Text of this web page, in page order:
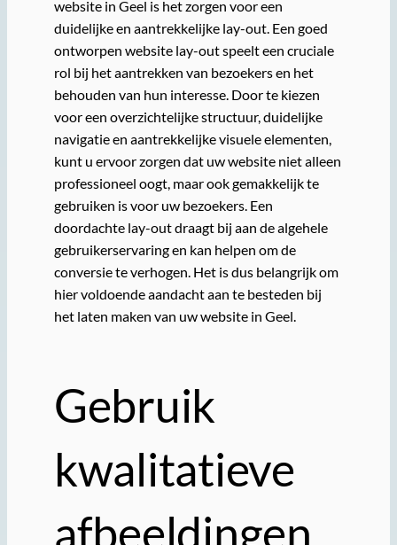
website in Geel is het zorgen voor een
duidelijke en aantrekkelijke lay-out. Een goed
ontworpen website lay-out speelt een cruciale
rol bij het aantrekken van bezoekers en het
behouden van hun interesse. Door te kiezen
voor een overzichtelijke structuur, duidelijke
navigatie en aantrekkelijke visuele elementen,
kunt u ervoor zorgen dat uw website niet alleen
professioneel oogt, maar ook gemakkelijk te
gebruiken is voor uw bezoekers. Een
doordachte lay-out draagt bij aan de algehele
gebruikerservaring en kan helpen om de
conversie te verhogen. Het is dus belangrijk om
hier voldoende aandacht aan te besteden bij
het laten maken van uw website in Geel.
Gebruik
kwalitatieve
afbeeldingen